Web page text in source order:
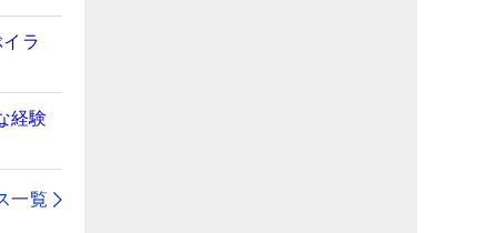
ラ
経験
一覧